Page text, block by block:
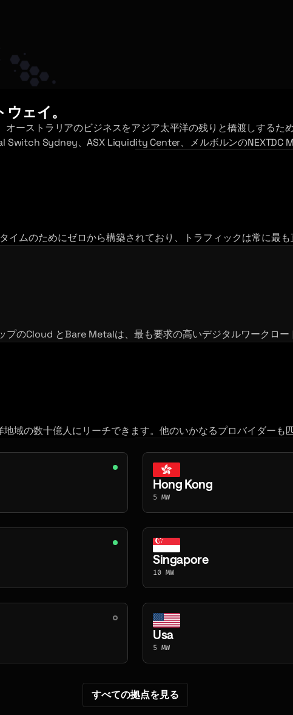
ェイ。
ーストラリアのビジネスをアジア太平洋の残りと橋渡しする
Switch Sydney、ASX Liquidity Center、メルボルンのNEXTDC
ムのためにゼロから構築されており、トラフィックは常に最も
のCloud とBare Metalは、最も要求の高いデジタルワークロー
域の数十億人にリーチできます。他のいかなるプロバイダーも
Hong Kong
5 MW
Singapore
10 MW
Usa
5 MW
すべての拠点を見る